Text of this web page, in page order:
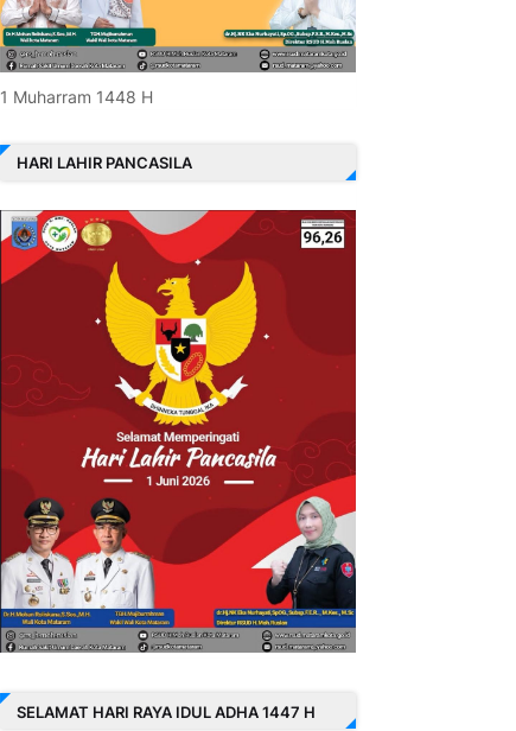
1 Muharram 1448 H
HARI LAHIR PANCASILA
SELAMAT HARI RAYA IDUL ADHA 1447 H